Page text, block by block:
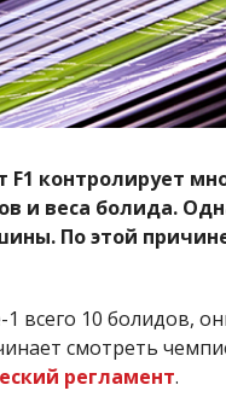
F1 контролирует
и веса болида.
По этой
всего 10 болидов,
смотреть
регламент.